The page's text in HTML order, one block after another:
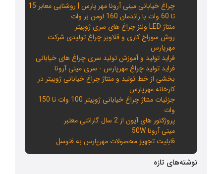
چراغ خیابانی مینی آرونا مهر پارس | روشنایی معابر 15
تا 60 وات با راندمان 160 لومن بر وات
منتاژ LED ولنز چراغ های سری ژوپیتر
روش سوراخ کاری و قلاویز چراغ تولیدی شرکت
مهرپارس
فراید تولید و آموزش تولید سری چراغ های خیابانی
فراید تولید چراغ مهرپارس - سری مینی آرونا
بخشی از خط تولید و منتاژ چراغ خیابانی ژوپیتر در
کارخانه مهرپارس
جزئیات منتاژ چراغ خیابانی ژوپیتر 100 وات تا 150
وات
پروژکتور های آیون از 2 سال گارانتی معتبر
مینی آرونا 50W
قابلیت تجهیز محصولات مهرپارس به فتوسل
نوشته‌های تازه